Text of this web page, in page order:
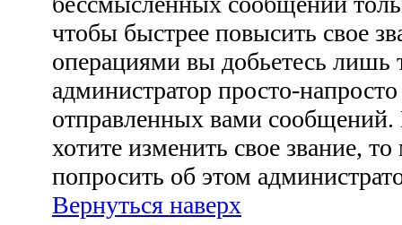
чтобы быстрее повысить свое
операциями вы добьетесь лишь
администратор просто-
отправленных вами
хотите изменить свое звание,
попросить об этом
Вернуться наверх